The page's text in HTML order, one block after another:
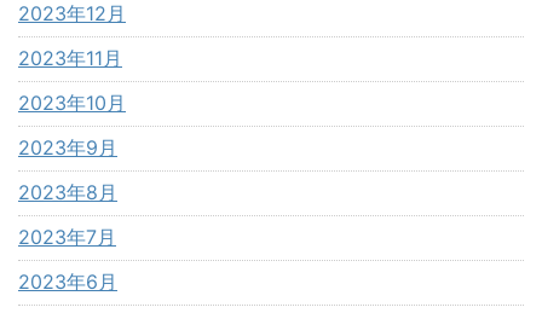
2023年12月
2023年11月
2023年10月
2023年9月
2023年8月
2023年7月
2023年6月